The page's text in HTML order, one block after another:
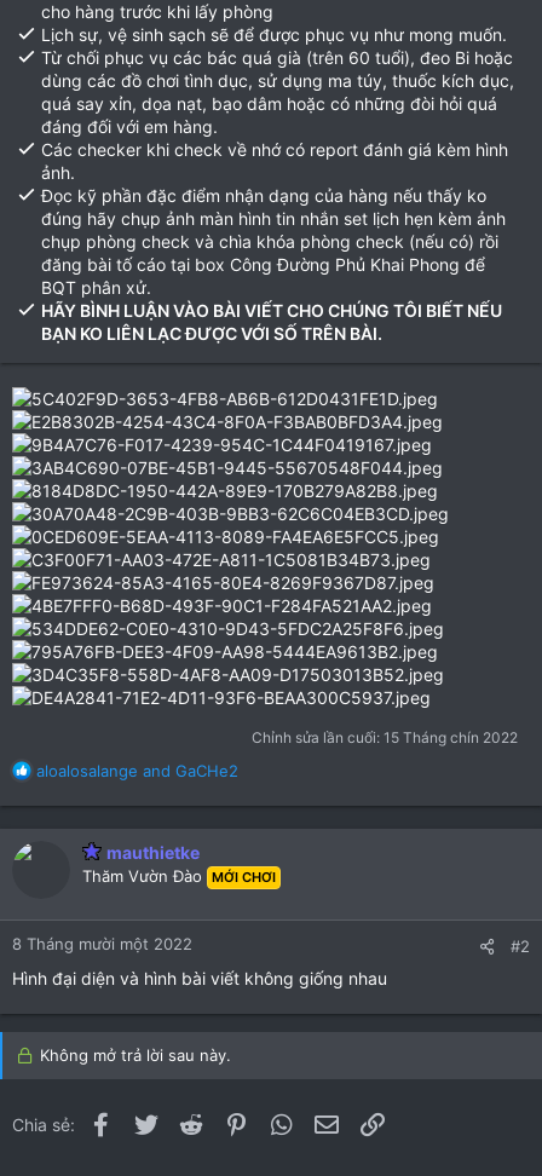
cho hàng trước khi lấy phòng
Lịch sự, vệ sinh sạch sẽ để được phục vụ như mong muốn.
Từ chối phục vụ các bác quá già (trên 60 tuổi), đeo Bi hoặc
dùng các đồ chơi tình dục, sử dụng ma túy, thuốc kích dục,
quá say xỉn, dọa nạt, bạo dâm hoặc có những đòi hỏi quá
đáng đối với em hàng.
Các checker khi check về nhớ có report đánh giá kèm hình
ảnh.
Đọc kỹ phần đặc điểm nhận dạng của hàng nếu thấy ko
đúng hãy chụp ảnh màn hình tin nhắn set lịch hẹn kèm ảnh
chụp phòng check và chìa khóa phòng check (nếu có) rồi
đăng bài tố cáo tại box Công Đường Phủ Khai Phong để
BQT phân xử.
HÃY BÌNH LUẬN VÀO BÀI VIẾT CHO CHÚNG TÔI BIẾT NẾU
BẠN KO LIÊN LẠC ĐƯỢC VỚI SỐ TRÊN BÀI.
Chỉnh sửa lần cuối: 15 Tháng chín 2022
R
c
n
s
aloalosalange and GaCHe2
mauthietke
Thăm Vườn Đào MỚI CHƠI
8 Tháng mười một 2022 #2
Hình đại diện và hình bài viết không giống nhau
Không mở trả lời sau này.
Chia sẻ: Facebook
Twitter Reddit PinterestWhatsApp
Email